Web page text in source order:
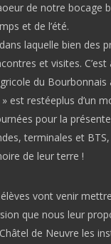
de notre bocage
et de l’été.
laquelle bien
et visites.
du
est restéeplus d’un
pour la
terminales et
de leur terre !
vont venir
que nous leur
de Neuvre les